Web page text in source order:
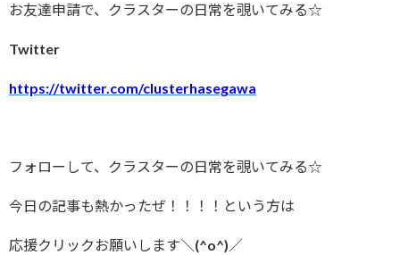
お友達申請で、クラスターの日常を覗いてみる☆
Twitter
https://twitter.com/clusterhasegawa
フォローして、クラスターの日常を覗いてみる☆
今日の記事も熱かったぜ！！！！という方は
応援クリックお願いします＼(^o^)／